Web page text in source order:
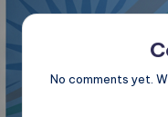
No comments yet.